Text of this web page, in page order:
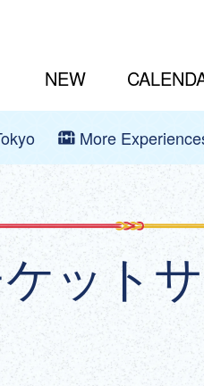
NEW
More
ット